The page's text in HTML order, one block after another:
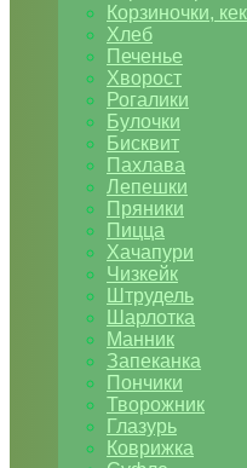
Корзиночки,
Хлеб
Печенье
Хворост
Рогалики
Булочки
Бисквит
Пахлава
Лепешки
Пряники
Пицца
Хачапури
Чизкейк
Штрудель
Шарлотка
Манник
Запеканка
Пончики
Творожник
Глазурь
Коврижка